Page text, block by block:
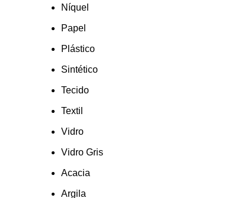
Níquel
Papel
Plástico
Sintético
Tecido
Textil
Vidro
Vidro Gris
Acacia
Argila